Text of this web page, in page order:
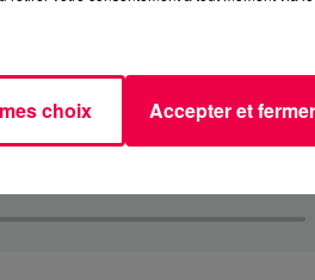
choix Accepter et fermer